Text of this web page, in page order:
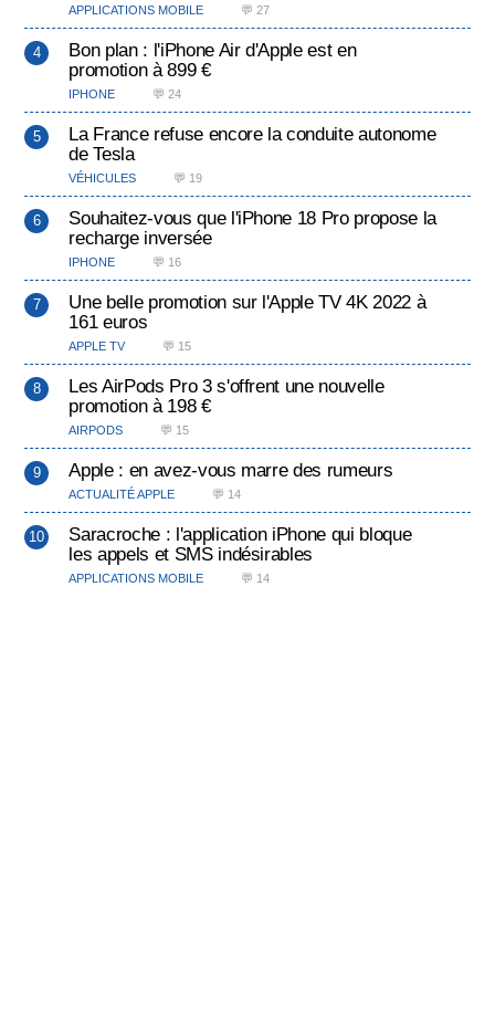
APPLICATIONS MOBILE 💬 27
Bon plan : l'iPhone Air d'Apple est en
promotion à 899 €
IPHONE 💬 24
La France refuse encore la conduite autonome
de Tesla
VÉHICULES 💬 19
Souhaitez-vous que l'iPhone 18 Pro propose la
recharge inversée
IPHONE 💬 16
Une belle promotion sur l'Apple TV 4K 2022 à
161 euros
APPLE TV 💬 15
Les AirPods Pro 3 s'offrent une nouvelle
promotion à 198 €
AIRPODS 💬 15
Apple : en avez-vous marre des rumeurs
ACTUALITÉ APPLE 💬 14
Saracroche : l'application iPhone qui bloque
les appels et SMS indésirables
APPLICATIONS MOBILE 💬 14